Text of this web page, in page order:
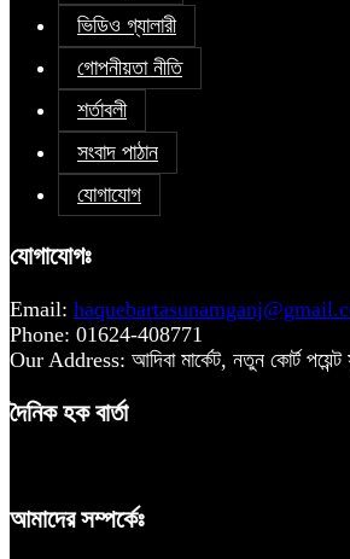
ভিডিও গ্যালারী
গোপনীয়তা নীতি
শর্তাবলী
সংবাদ পাঠান
যোগাযোগ
যোগাযোগঃ
Email:
Phone: 01624-408771
Our Address: আদিবা মার্কেট, নতুন কোর্ট পয়েন্ট
দৈনিক হক বার্তা
আমাদের সম্পর্কেঃ